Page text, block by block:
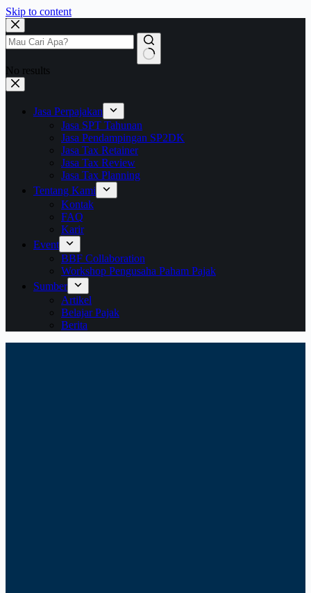
Skip to content
No results
Jasa Perpajakan
Jasa SPT Tahunan
Jasa Pendampingan SP2DK
Jasa Tax Retainer
Jasa Tax Review
Jasa Tax Planning
Tentang Kami
Kontak
FAQ
Karir
Event
BBF Collaboration
Workshop Pengusaha Paham Pajak
Sumber
Artikel
Belajar Pajak
Berita